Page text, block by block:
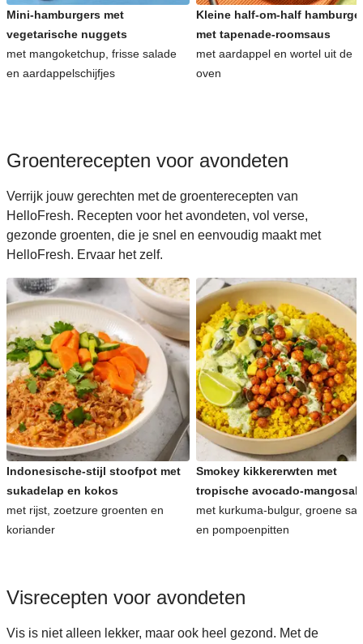
Mini-hamburgers met
vegetarische nuggets
met mangoketchup, frisse salade
en aardappelschijfjes
Kleine half-om-half
met tapenade-roomsaus
met aardappel en wortel uit de
oven
Groenterecepten voor avondeten
Verrijk jouw gerechten met de groenterecepten van
HelloFresh. Recepten voor het avondeten, vol verse,
gezonde groenten, die je snel en eenvoudig maakt met
HelloFresh. Ervaar het zelf.
Indonesische-stijl stoofpot met
sukadelap en kokos
met rijst, zoetzure groenten en
koriander
Smokey kikkererwten met
tropische avocado-
met kurkuma-bulgur, groene
en pompoenpitten
Visrecepten voor avondeten
Vis is niet alleen lekker, maar ook heel gezond. Met de